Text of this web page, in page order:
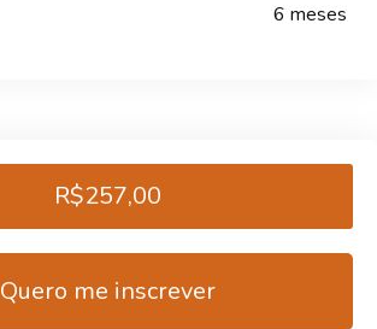
6 meses
R$257,00
Quero me inscrever